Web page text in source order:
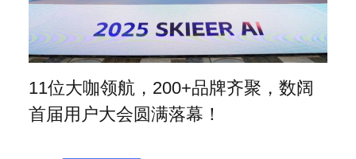
11位大咖领航，200+品牌齐聚，数阔
首届用户大会圆满落幕！